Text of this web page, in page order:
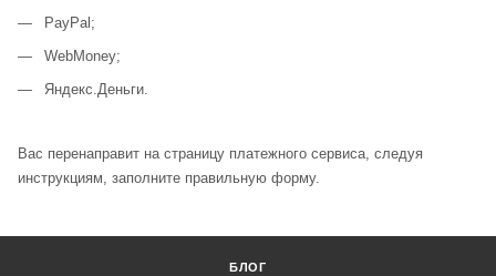
PayPal;
WebMoney;
Яндекс.Деньги.
Вас перенаправит на страницу платежного сервиса, следуя
инструкциям, заполните правильную форму.
БЛОГ